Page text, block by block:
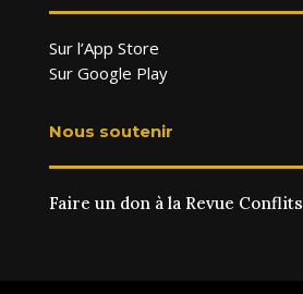
Sur l’App Store
Sur Google Play
Nous soutenir
Faire un don à la Revue Conflits